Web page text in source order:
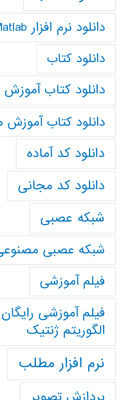
دانلود نرم افزار Matlab
دانلود کتاب
دانلود کتاب آموزش MATLAB
دانلود کتاب آموزش
دانلود کد آماده
دانلود کد مجانی
شبکه عصبی
شبکه عصبی
فیلم آموزشی
فیلم آموزشی
الگوریتم ژنتیک
نرم افزار مطلب